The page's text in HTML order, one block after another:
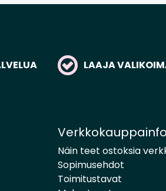
LAAJA
Verkkokauppainfo
Näin teet ostoksia
Sopimusehdot
Toimitustavat